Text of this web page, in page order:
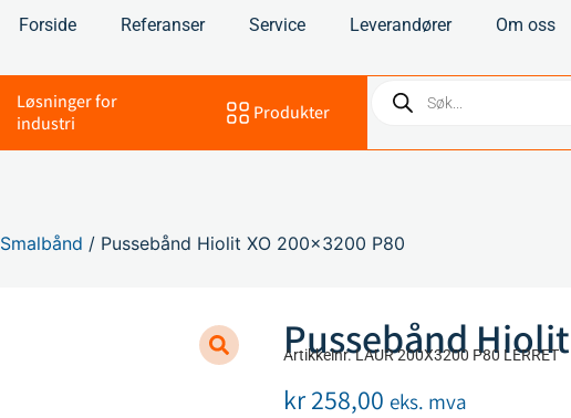
Forside Referanser Service Leverandører Om oss
Løsninger for
industri
Produkter
Smalbånd / Pussebånd Hiolit XO 200×3200 P80
Pussebånd
Artikkelnr. LAUR 200X3200 P80 LERRET
kr258,00 eks. mva